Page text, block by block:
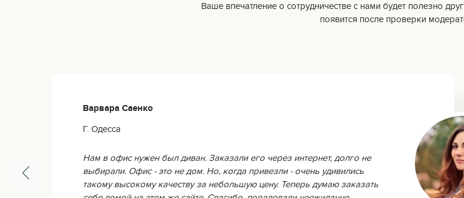
Ваше впечатление о сотрудничестве с нами будет полезно
появится после проверки
Варвара Саенко
Г. Одесса
Нам в офис нужен был диван. Заказали его через интернет, долго не
выбирали. Офис - это не дом. Но, когда привезли - очень удивились
такому высокому качеству за небольшую цену. Теперь думаю заказать